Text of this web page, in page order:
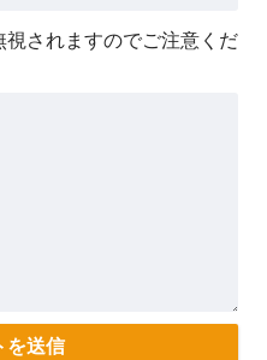
視されますのでご注意くだ